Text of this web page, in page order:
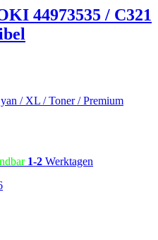
44973535 / C321
/ XL / Toner / Premium
1-2 Werktagen